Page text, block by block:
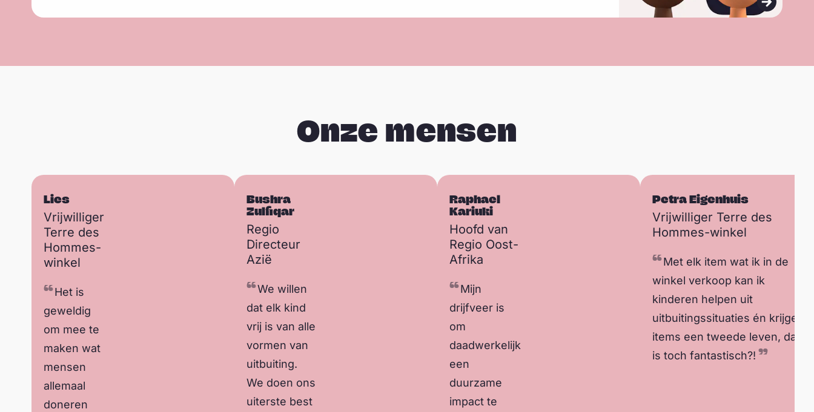
m
Onze mensen
Sla carousel over
Lies
Vrijwilliger
Terre des
Hommes-
winkel
Het is
geweldig
om mee te
maken wat
mensen
allemaal
doneren
Bushra
Zulfiqar
Regio
Directeur
Azië
We willen
dat elk kind
vrij is van alle
vormen van
uitbuiting.
We doen ons
uiterste best
Raphael
Kariuki
Hoofd van
Regio Oost-
Afrika
Mijn
drijfveer is
om
daadwerkelijk
een
duurzame
impact te
Petra Eigenhuis
Vrijwilliger Terre des
Hommes-winkel
Met elk item wat ik in de
winkel verkoop kan ik
kinderen helpen uit
uitbuitingssituaties én krijgen
items een tweede leven, dat
is toch fantastisch?!